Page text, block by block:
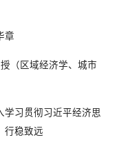
章
（区域经济学、城市
学习贯彻习近平经济思
行稳致远